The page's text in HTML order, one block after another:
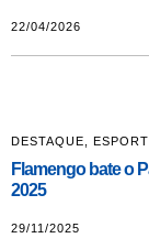
22/04/2026
DESTAQUE
Flamengo bate o
2025
29/11/2025